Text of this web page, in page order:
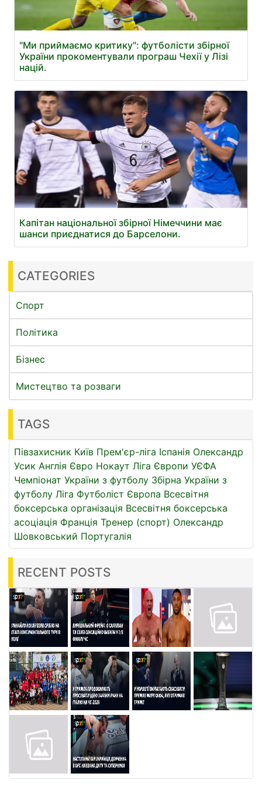
"Ми приймаємо критику": футболісти збірної
України прокоментували програш Чехії у Лізі
націй.
Капітан національної збірної Німеччини має
шанси приєднатися до Барселони.
CATEGORIES
Спорт
Політика
Бізнес
Мистецтво та розваги
TAGS
Півзахисник Київ Прем'єр-ліга Іспанія Олександр
Усик Англія Євро Нокаут Ліга Європи УЄФА
Чемпіонат України з футболу Збірна України з
футболу Ліга Футболіст Європа Всесвітня
боксерська організація Всесвітня боксерська
асоціація Франція Тренер (спорт) Олександр
Шовковський Португалія
RECENT POSTS